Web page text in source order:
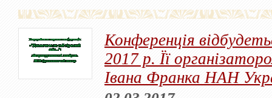
Конференція
2017 р. Її
Івана Франка НАН